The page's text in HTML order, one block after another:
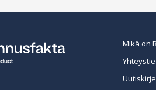
Mikä on